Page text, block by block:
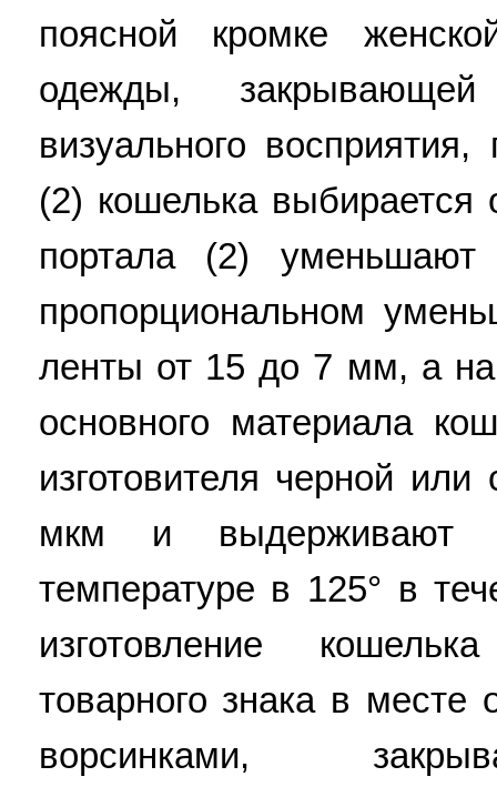
поясной кромке
одежды,
визуального
(2) кошелька
портала (2)
пропорциональном
ленты от 15 до 7 мм, а на
основного материала
изготовителя черной
мкм и выдерживают
температуре в 125° в
изготовление
товарного знака в месте
ворсинками,